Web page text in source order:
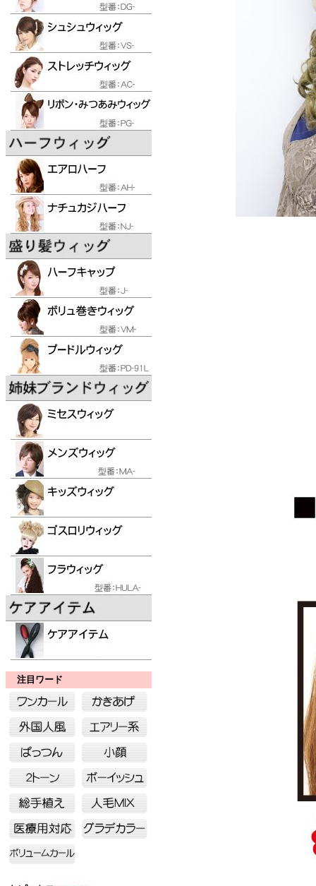
注目ワード